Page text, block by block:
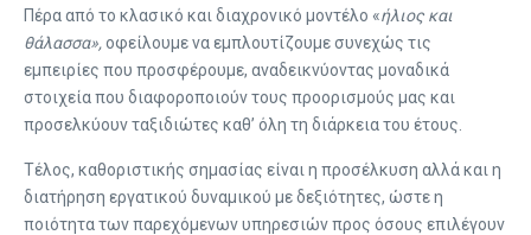
Πέρα από το κλασικό και διαχρονικό μοντέλο «ήλιος και
θάλασσα»,οφείλουμε να εμπλουτίζουμε συνεχώς τις
εμπειρίες που προσφέρουμε, αναδεικνύοντας μοναδικά
στοιχεία που διαφοροποιούν τους προορισμούς μας και
προσελκύουν ταξιδιώτες καθ’ όλη τη διάρκεια του έτους.
Τέλος, καθοριστικής σημασίας είναι η προσέλκυση αλλά και η
διατήρηση εργατικού δυναμικού με δεξιότητες, ώστε η
ποιότητα των παρεχόμενων υπηρεσιών προς όσους επιλέγουν